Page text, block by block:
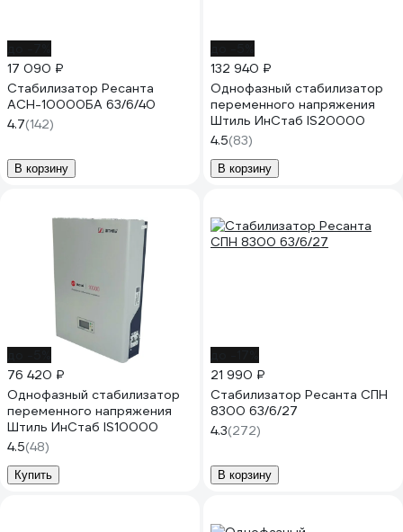
17 090 ₽
Стабилизатор Ресанта
АСН-10000БА 63/6/40
4.7(142)
В корзину
132 940 ₽
Однофазный стабилизатор
переменного напряжения
Штиль ИнСтаб IS20000
4.5(83)
В корзину
76 420 ₽
Однофазный стабилизатор
переменного напряжения
Штиль ИнСтаб IS10000
4.5(48)
Купить
21 990 ₽
Стабилизатор Ресанта СПН
8300 63/6/27
4.3(272)
В корзину